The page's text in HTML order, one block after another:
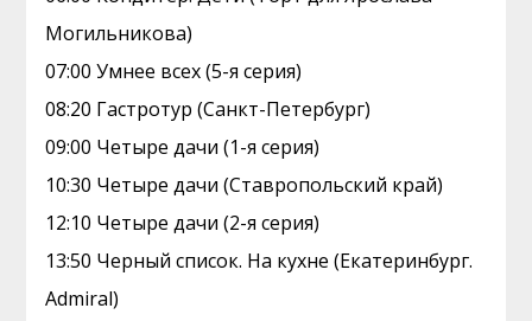
Могильникова)
07:00 Умнее всех (5-я серия)
08:20 Гастротур (Санкт-Петербург)
09:00 Четыре дачи (1-я серия)
10:30 Четыре дачи (Ставропольский край)
12:10 Четыре дачи (2-я серия)
13:50 Черный список. На кухне (Екатеринбург.
Admiral)